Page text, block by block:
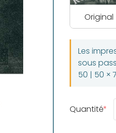
Original
Les
sous
50 | 50 ×
Quantité